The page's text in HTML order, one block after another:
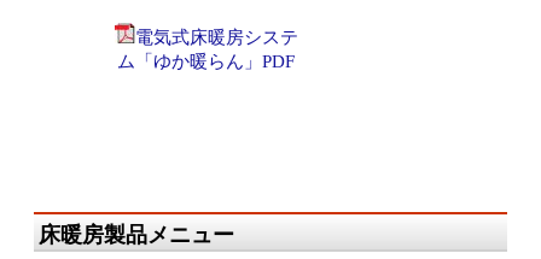
電気式床暖房システ
ム「ゆか暖らん」PDF
床暖房製品メニュー